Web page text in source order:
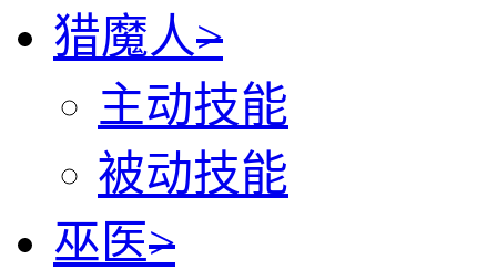
猎魔人>
主动技能
被动技能
巫医>